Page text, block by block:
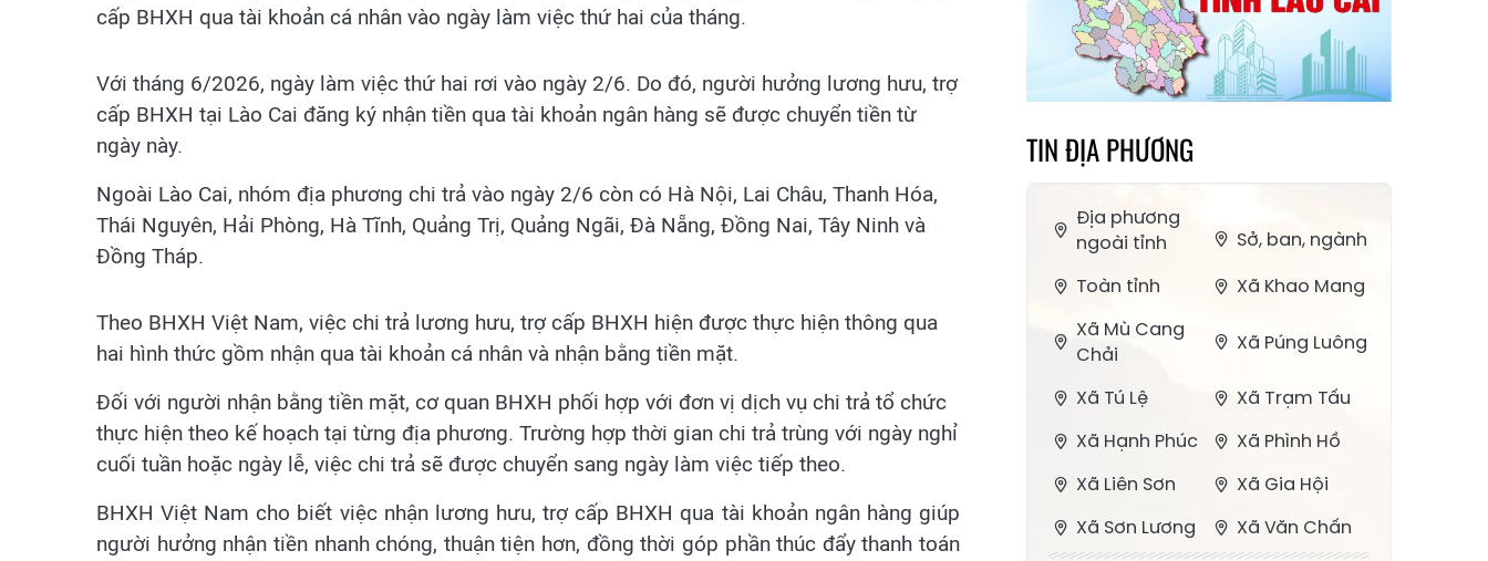
cấp BHXH qua tài khoản cá nhân vào ngày làm việc thứ hai của tháng.
Với tháng 6/2026, ngày làm việc thứ hai rơi vào ngày 2/6. Do đó, người hưởng lương hưu, trợ
cấp BHXH tại Lào Cai đăng ký nhận tiền qua tài khoản ngân hàng sẽ được chuyển tiền từ
ngày này.
Ngoài Lào Cai, nhóm địa phương chi trả vào ngày 2/6 còn có Hà Nội, Lai Châu, Thanh Hóa,
Thái Nguyên, Hải Phòng, Hà Tĩnh, Quảng Trị, Quảng Ngãi, Đà Nẵng, Đồng Nai, Tây Ninh và
Đồng Tháp.
Theo BHXH Việt Nam, việc chi trả lương hưu, trợ cấp BHXH hiện được thực hiện thông qua
hai hình thức gồm nhận qua tài khoản cá nhân và nhận bằng tiền mặt.
Đối với người nhận bằng tiền mặt, cơ quan BHXH phối hợp với đơn vị dịch vụ chi trả tổ chức
thực hiện theo kế hoạch tại từng địa phương. Trường hợp thời gian chi trả trùng với ngày nghỉ
cuối tuần hoặc ngày lễ, việc chi trả sẽ được chuyển sang ngày làm việc tiếp theo.
BHXH Việt Nam cho biết việc nhận lương hưu, trợ cấp BHXH qua tài khoản ngân hàng giúp
người hưởng nhận tiền nhanh chóng, thuận tiện hơn, đồng thời góp phần thúc đẩy thanh toán
TIN ĐỊA PHƯƠNG
Địa phương
ngoài tỉnh
Sở, ban, ngành
Toàn tỉnh
Xã Khao Mang
Xã Mù Cang
Chải
Xã Púng Luông
Xã Tú Lệ
Xã Trạm Tấu
Xã Hạnh Phúc
Xã Phình Hồ
Xã Liên Sơn
Xã Gia Hội
Xã Sơn Lương
Xã Văn Chấn